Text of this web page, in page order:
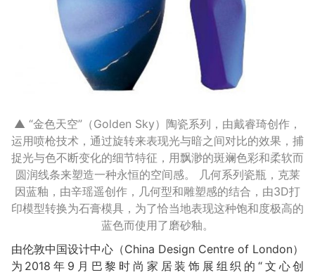
▲ “金色天空”（Golden Sky）陶瓷系列，由戴睿琦创作，
运用喷枪技术，通过旋转来表现光与暗之间对比的效果，捕
捉光与色不断变化的细节特征，用飘渺的斑斓色彩和柔软而
圆润线条来塑造一种永恒的空间感。 几何系列瓷瓶，克莱
因蓝釉，由辛瑶遥创作，几何型和雕塑感的结合，由3D打
印模型转换为石膏模具，为了恰当地表现这种饱和度极高的
蓝色而使用了磨砂釉。
由伦敦中国设计中心（China Design Centre of London）
为2018年9月巴黎时尚家居装饰展组织的“文心创